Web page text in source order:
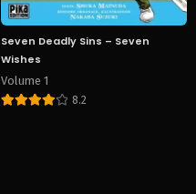
Seven Deadly Sins – Seven
Wishes
Volume 1
8.2